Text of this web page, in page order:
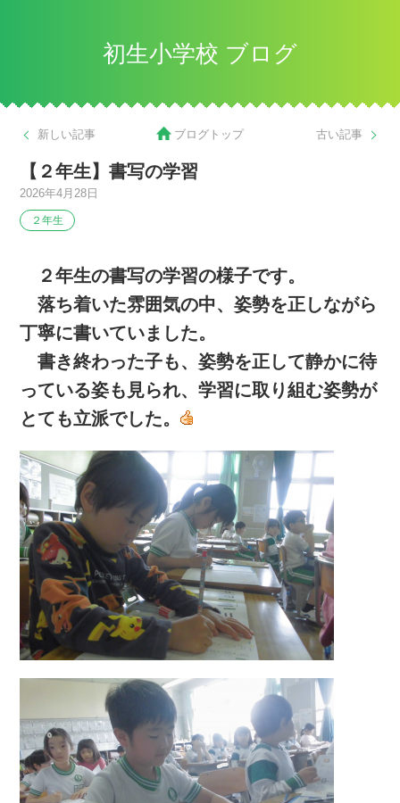
初生小学校 ブログ
新しい記事 古い記事
ブログトップ
【２年生】書写の学習
2026年4月28日
２年生
２年生の書写の学習の様子です。
落ち着いた雰囲気の中、姿勢を正しながら
丁寧に書いていました。
書き終わった子も、姿勢を正して静かに待
っている姿も見られ、学習に取り組む姿勢が
とても立派でした。